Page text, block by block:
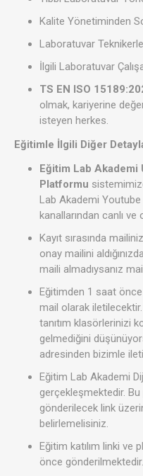
Kalite Yönetiminden
Laboratuvar
İlgili Laboratuvar
TS EN ISO
olmak, kariyerine
isteyen herkes.
Eğitimle İlgili Diğer
Eğitim Lab Akademi
Platformu
Lab Akademi
kanallarından canlı
Kayıt sırasında
onay mailini
maili almadıysanız
Eğitimden 1 saat
mail olarak
tanıtım klasörlerinizi
gelmediğini
adresinden bizimle
Eğitim Lab Akademi
gerçekleşmektedir.
gönderilecek link
belirlemelisiniz.
Eğitim katılım linki ve
önce gönderilmektedir.